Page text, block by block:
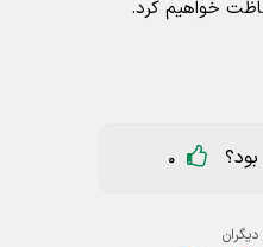
خواهیم کرد.
0